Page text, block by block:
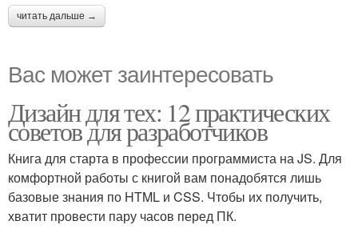
читать дальше →
Вас может заинтересовать
Дизайн для тех: 12 практических
советов для разработчиков
Книга для старта в профессии программиста на JS. Для
комфортной работы с книгой вам понадобятся лишь
базовые знания по HTML и CSS. Чтобы их получить,
хватит провести пару часов перед ПК.